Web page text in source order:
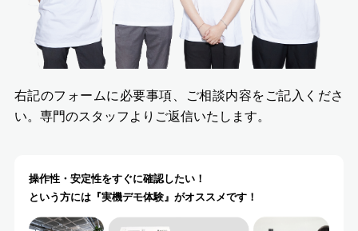
右記のフォームに必要事項、ご相談内容をご記入くださ
い。 専門のスタッフよりご返信いたします。
操作性・安定性をすぐに確認したい！
という方には『実機デモ体験』がオススメです！